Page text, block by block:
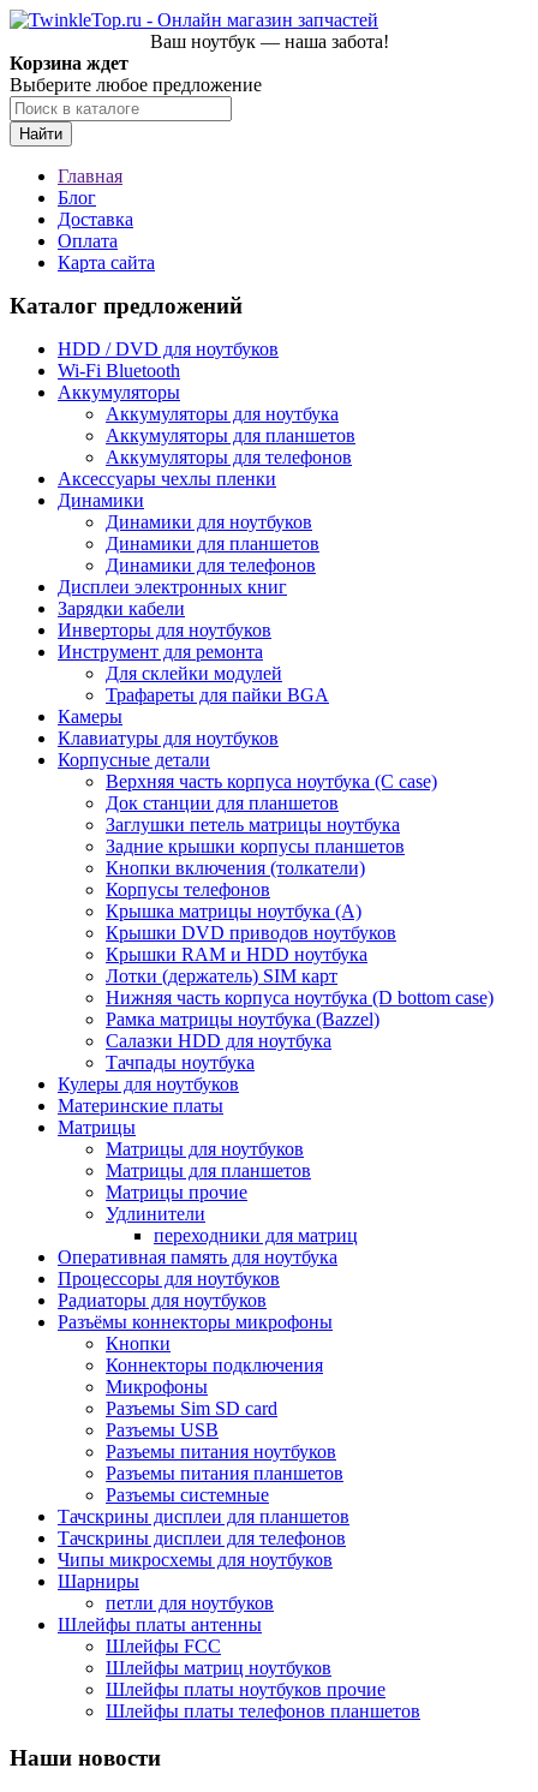
Ваш ноутбук — наша забота!
Корзина ждет
Выберите любое предложение
Найти
Главная
Блог
Доставка
Оплата
Карта сайта
Каталог предложений
HDD / DVD для ноутбуков
Wi-Fi Bluetooth
Аккумуляторы
Аккумуляторы для ноутбука
Аккумуляторы для планшетов
Аккумуляторы для телефонов
Аксессуары чехлы пленки
Динамики
Динамики для ноутбуков
Динамики для планшетов
Динамики для телефонов
Дисплеи электронных книг
Зарядки кабели
Инверторы для ноутбуков
Инструмент для ремонта
Для склейки модулей
Трафареты для пайки BGA
Камеры
Клавиатуры для ноутбуков
Корпусные детали
Верхняя часть корпуса ноутбука (С case)
Док станции для планшетов
Заглушки петель матрицы ноутбука
Задние крышки корпусы планшетов
Кнопки включения (толкатели)
Корпусы телефонов
Крышка матрицы ноутбука (A)
Крышки DVD приводов ноутбуков
Крышки RAM и HDD ноутбука
Лотки (держатель) SIM карт
Нижняя часть корпуса ноутбука (D bottom case)
Рамка матрицы ноутбука (Bazzel)
Салазки HDD для ноутбука
Тачпады ноутбука
Кулеры для ноутбуков
Материнские платы
Матрицы
Матрицы для ноутбуков
Матрицы для планшетов
Матрицы прочие
Удлинители
переходники для матриц
Оперативная память для ноутбука
Процессоры для ноутбуков
Радиаторы для ноутбуков
Разъёмы коннекторы микрофоны
Кнопки
Коннекторы подключения
Микрофоны
Разъемы Sim SD card
Разъемы USB
Разъемы питания ноутбуков
Разъемы питания планшетов
Разъемы системные
Тачскрины дисплеи для планшетов
Тачскрины дисплеи для телефонов
Чипы микросхемы для ноутбуков
Шарниры
петли для ноутбуков
Шлейфы платы антенны
Шлейфы FCC
Шлейфы матриц ноутбуков
Шлейфы платы ноутбуков прочие
Шлейфы платы телефонов планшетов
Наши новости